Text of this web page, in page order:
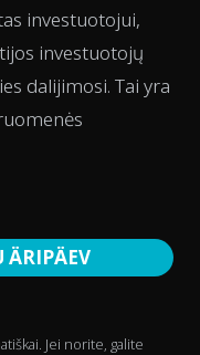
investuotojui,
investuotojų
dalijimosi. Tai yra
ÄRIPÄEV
Jei norite, galite